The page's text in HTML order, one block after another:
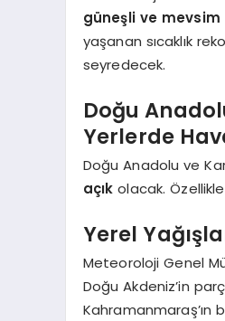
güneşli ve mevsim
yaşanan sıcaklık
seyredecek.
Doğu
Yerlerde
Doğu Anadolu ve
açık olacak.
Yerel
Meteoroloji Genel
Doğu Akdeniz’in
Kahramanmaraş’ın